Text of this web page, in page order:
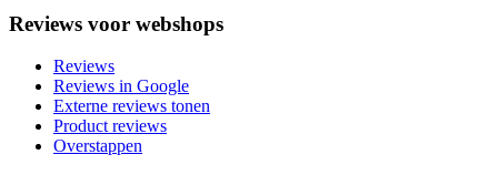
Reviews voor webshops
Reviews
Reviews in Google
Externe reviews tonen
Product reviews
Overstappen